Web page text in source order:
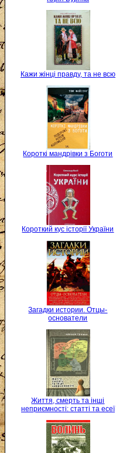
Кажи жінці правду, та не всю
Короткі мандрівки з Боготи
Короткий кус історії України
Загадки истории. Отцы-
основатели
Життя, смерть та інші
неприємності: статті та есеї